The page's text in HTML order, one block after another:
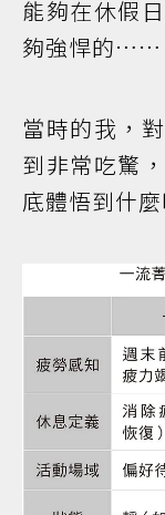
能夠在休假
夠強悍的……
當時的我，
到非常吃驚
底體悟到什